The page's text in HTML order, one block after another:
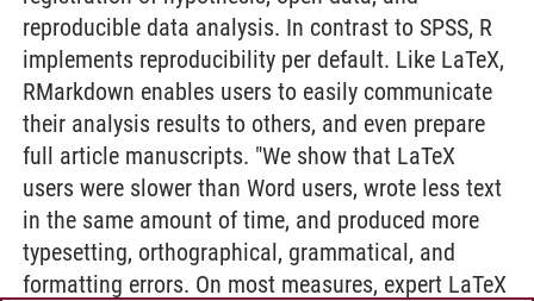
reproducible data analysis. In contrast to SPSS, R
implements reproducibility per default. Like LaTeX,
RMarkdown enables users to easily communicate
their analysis results to others, and even prepare
full article manuscripts. "We show that LaTeX
users were slower than Word users, wrote less text
in the same amount of time, and produced more
typesetting, orthographical, grammatical, and
formatting errors. On most measures, expert LaTeX